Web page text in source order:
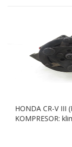
HONDA CR-V III
KOMPRESOR: